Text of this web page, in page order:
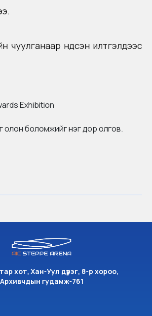
чуулганаар үндсэн илтгэлүүдээс
Exhibition
олон боломжийг нэг дор олгов.
хот, Хан-Уул дүүрэг, 8-р хороо,
Архивчдын гудамж-761